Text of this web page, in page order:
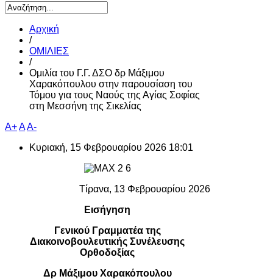
Αρχική
/
ΟΜΙΛΙΕΣ
/
Ομιλία του Γ.Γ. ΔΣΟ δρ Μάξιμου
Χαρακόπουλου στην παρουσίαση του
Τόμου για τους Ναούς της Αγίας Σοφίας
στη Μεσσήνη της Σικελίας
A+AA-
Κυριακή, 15 Φεβρουαρίου 2026 18:01
Τίρανα, 13 Φεβρουαρίου 2026
Εισήγηση
Γενικού Γραμματέα της
Διακοινοβουλευτικής Συνέλευσης
Ορθοδοξίας
Δρ Μάξιμου Χαρακόπουλου